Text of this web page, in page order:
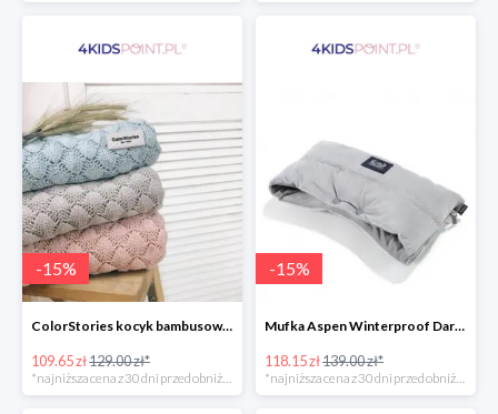
-15%
ColorStories kocyk bambusowy soft bamboo jasny szary -15%
109.65 zł129.00 zł*
*najniższa cena z 30 dni przed obniżką
-15%
Mufka Aspen Winterproof Dark Grey La Millou -15%
118.15 zł139.00 zł*
*najniższa cena z 30 dni przed obniżką